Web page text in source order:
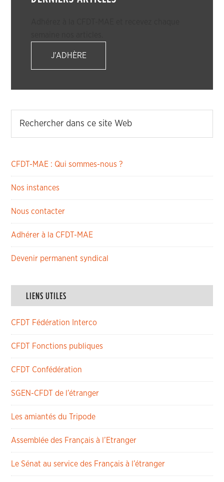
J'ADHÈRE
CFDT-MAE : Qui sommes-nous ?
Nos instances
Nous contacter
Adhérer à la CFDT-MAE
Devenir permanent syndical
LIENS UTILES
CFDT Fédération Interco
CFDT Fonctions publiques
CFDT Confédération
SGEN-CFDT de l’étranger
Les amiantés du Tripode
Assemblée des Français à l’Etranger
Le Sénat au service des Français à l’étranger